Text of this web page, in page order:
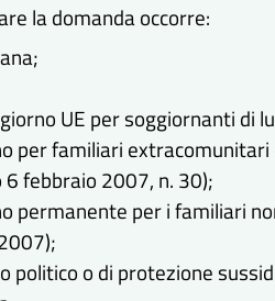
la domanda occorre:
UE per soggiornanti di
per familiari
febbraio 2007, n. 30);
permanente per i familiari
politico o di protezione